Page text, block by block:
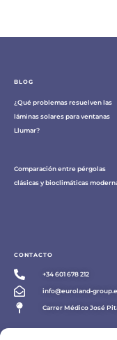
CONTACTO
+34 601 678 212
info@euroland-
Carrer Médico José
SOCIAL MEDIA
BLOG
¿Qué problemas resuelven las
láminas solares para ventanas
Llumar?
Comparación entre pérgolas
clásicas y bioclimáticas